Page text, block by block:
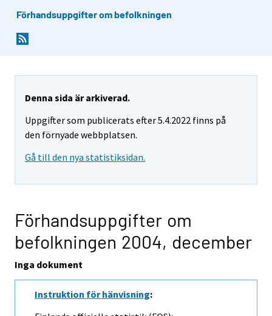
Förhandsuppgifter om befolkningen
Denna sida är arkiverad.
Uppgifter som publicerats efter 5.4.2022 finns på
den förnyade webbplatsen.
Gå till den nya statistiksidan.
Förhandsuppgifter om
befolkningen 2004, december
Inga dokument
Instruktion för hänvisning: